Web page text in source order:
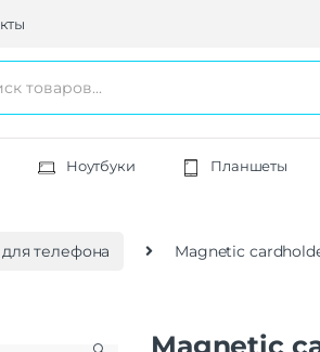
Ноутбуки Планшеты
телефона Magnetic
Magnetic